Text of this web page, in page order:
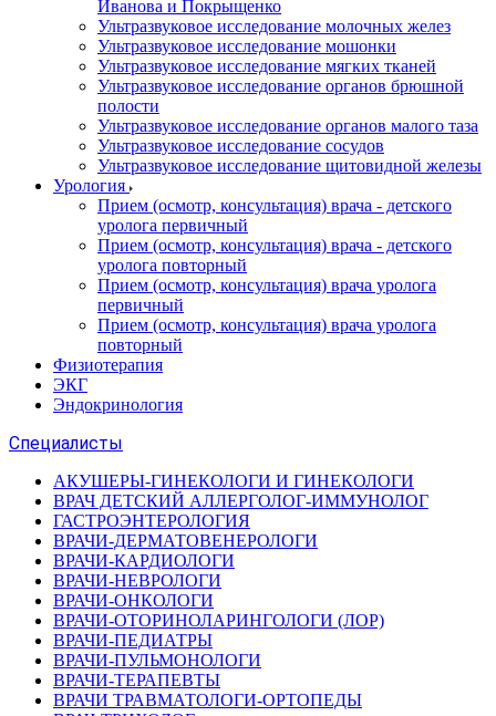
Иванова и Покрыщенко
Ультразвуковое исследование молочных желез
Ультразвуковое исследование мошонки
Ультразвуковое исследование мягких тканей
Ультразвуковое исследование органов брюшной
полости
Ультразвуковое исследование органов малого таза
Ультразвуковое исследование сосудов
Ультразвуковое исследование щитовидной железы
Урология
Прием (осмотр, консультация) врача - детского
уролога первичный
Прием (осмотр, консультация) врача - детского
уролога повторный
Прием (осмотр, консультация) врача уролога
первичный
Прием (осмотр, консультация) врача уролога
повторный
Физиотерапия
ЭКГ
Эндокринология
Специалисты
АКУШЕРЫ-ГИНЕКОЛОГИ И ГИНЕКОЛОГИ
ВРАЧ ДЕТСКИЙ АЛЛЕРГОЛОГ-ИММУНОЛОГ
ГАСТРОЭНТЕРОЛОГИЯ
ВРАЧИ-ДЕРМАТОВЕНЕРОЛОГИ
ВРАЧИ-КАРДИОЛОГИ
ВРАЧИ-НЕВРОЛОГИ
ВРАЧИ-ОНКОЛОГИ
ВРАЧИ-ОТОРИНОЛАРИНГОЛОГИ (ЛОР)
ВРАЧИ-ПЕДИАТРЫ
ВРАЧИ-ПУЛЬМОНОЛОГИ
ВРАЧИ-ТЕРАПЕВТЫ
ВРАЧИ ТРАВМАТОЛОГИ-ОРТОПЕДЫ